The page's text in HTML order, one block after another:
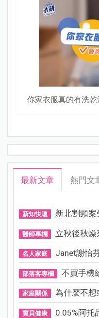
你家衣服真的有洗
最新文章 熱門文
新知快遞 新北割頸案
醫師專欄 立秋後秋燥
名人家庭 Janet謝怡
部落客專欄 不買手機
家庭關係 為什麼不想
寶貝健康 0.05%阿托